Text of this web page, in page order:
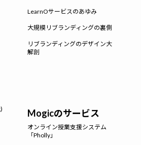
LearnOサービスのあゆみ
大規模リブランディングの裏側
リブランディングのデザイン大
解剖
Mogicのサービス
オンライン授業支援システム
「Pholly」